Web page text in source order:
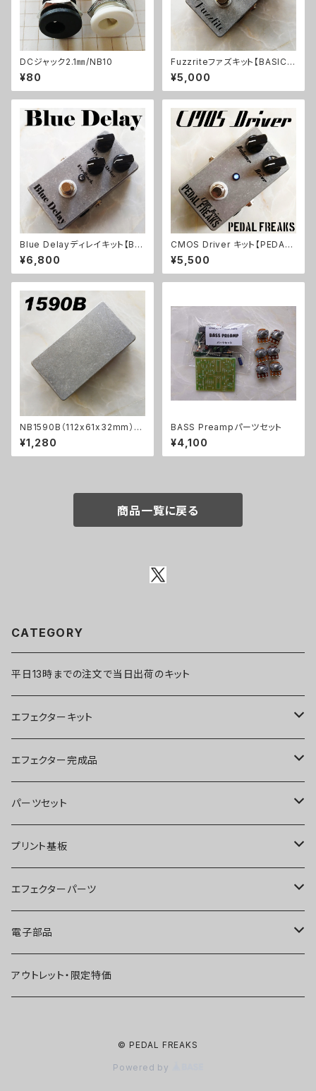
DCジャック2.1㎜/NB10
¥80
Fuzzriteファズキット【BASIC K
IT】
¥5,000
Blue Delayディレイキット【BA
SIC KIT】
¥6,800
CMOS Driver キット【PEDAL
FREAKS】
¥5,500
NB1590B（112x61x32mm）ア
ルミダイキャストケース
¥1,280
BASS Preampパーツセット
¥4,100
商品一覧に戻る
CATEGORY
平日13時までの注文で当日出荷のキット
エフェクターキット
ブースター
オーバードライブ
ディストーション
ファズ
プリアンプ
空間系
エフェクター完成品
ブースター
オーバードライブ
ディストーション
ファズ
空間系
パーツセット
ブースター
オーバードライブ
ディストーション
ファズ
プリント基板
オーバードライブ
ディストーション
ファズ
エフェクターパーツ
スイッチ
ジャック
電子部品
IC
アウトレット・限定特価
© PEDAL FREAKS
Powered by